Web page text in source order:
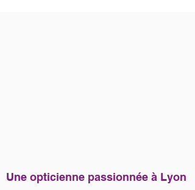
Une opticienne passionnée à Lyon